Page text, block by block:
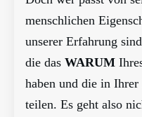
menschlichen
unserer Erfahrung
die das WARUM
haben und die in Ihrer
teilen. Es geht also